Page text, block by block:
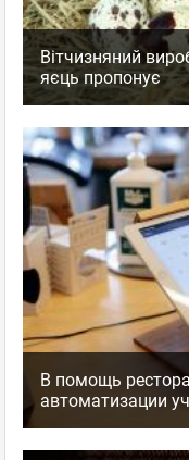
Вітчизняний
яєць пропонує
В помощь
автоматизации